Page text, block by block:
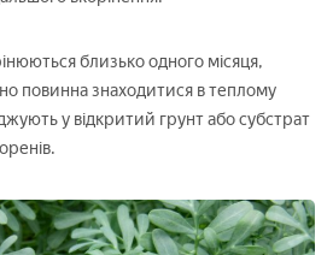
близько одного місяця,
повинна знаходитися в теплому
у відкритий грунт або субстрат